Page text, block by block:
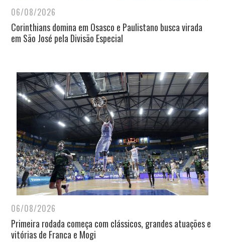
06/08/2026
Corinthians domina em Osasco e Paulistano busca virada
em São José pela Divisão Especial
06/08/2026
Primeira rodada começa com clássicos, grandes atuações e
vitórias de Franca e Mogi